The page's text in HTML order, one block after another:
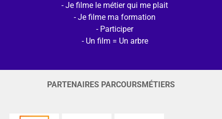
Je filme le métier qui me plait
Je filme ma formation
Participer
Un film = Un arbre
PARTENAIRES PARCOURSMÉTIERS